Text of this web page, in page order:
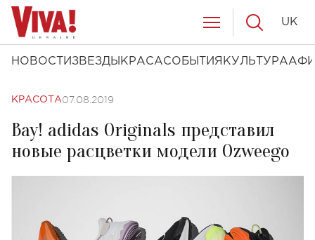
НОВОСТИ ЗВЕЗДЫ КРАСАСОБЫТИЯ КУЛЬТУРА
UK
КРАСОТА07.08.2019
Вау! adidas Originals представил
новые расцветки модели Ozweego